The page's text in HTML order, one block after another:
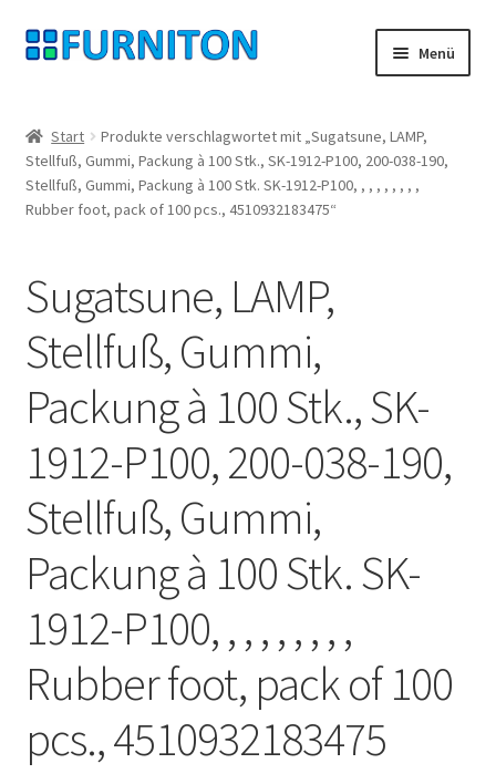
Zur
Navigation
Zum
Inhalt
Menü
Unsere Partner
Datenschutz
Widerrufsrecht
Kontakt
Impressum
AGB
Versand
Start
Produkte verschlagwortet mit „Sugatsune, LAMP,
Stellfuß, Gummi, Packung à 100 Stk., SK-1912-P100, 200-038-190,
Stellfuß, Gummi, Packung à 100 Stk. SK-1912-P100, , , , , , , , ,
Rubber foot, pack of 100 pcs., 4510932183475“
Sugatsune, LAMP,
Stellfuß, Gummi,
Packung à 100 Stk., SK-
1912-P100, 200-038-190,
Stellfuß, Gummi,
Packung à 100 Stk. SK-
1912-P100, , , , , , , , ,
Rubber foot, pack of 100
pcs., 4510932183475